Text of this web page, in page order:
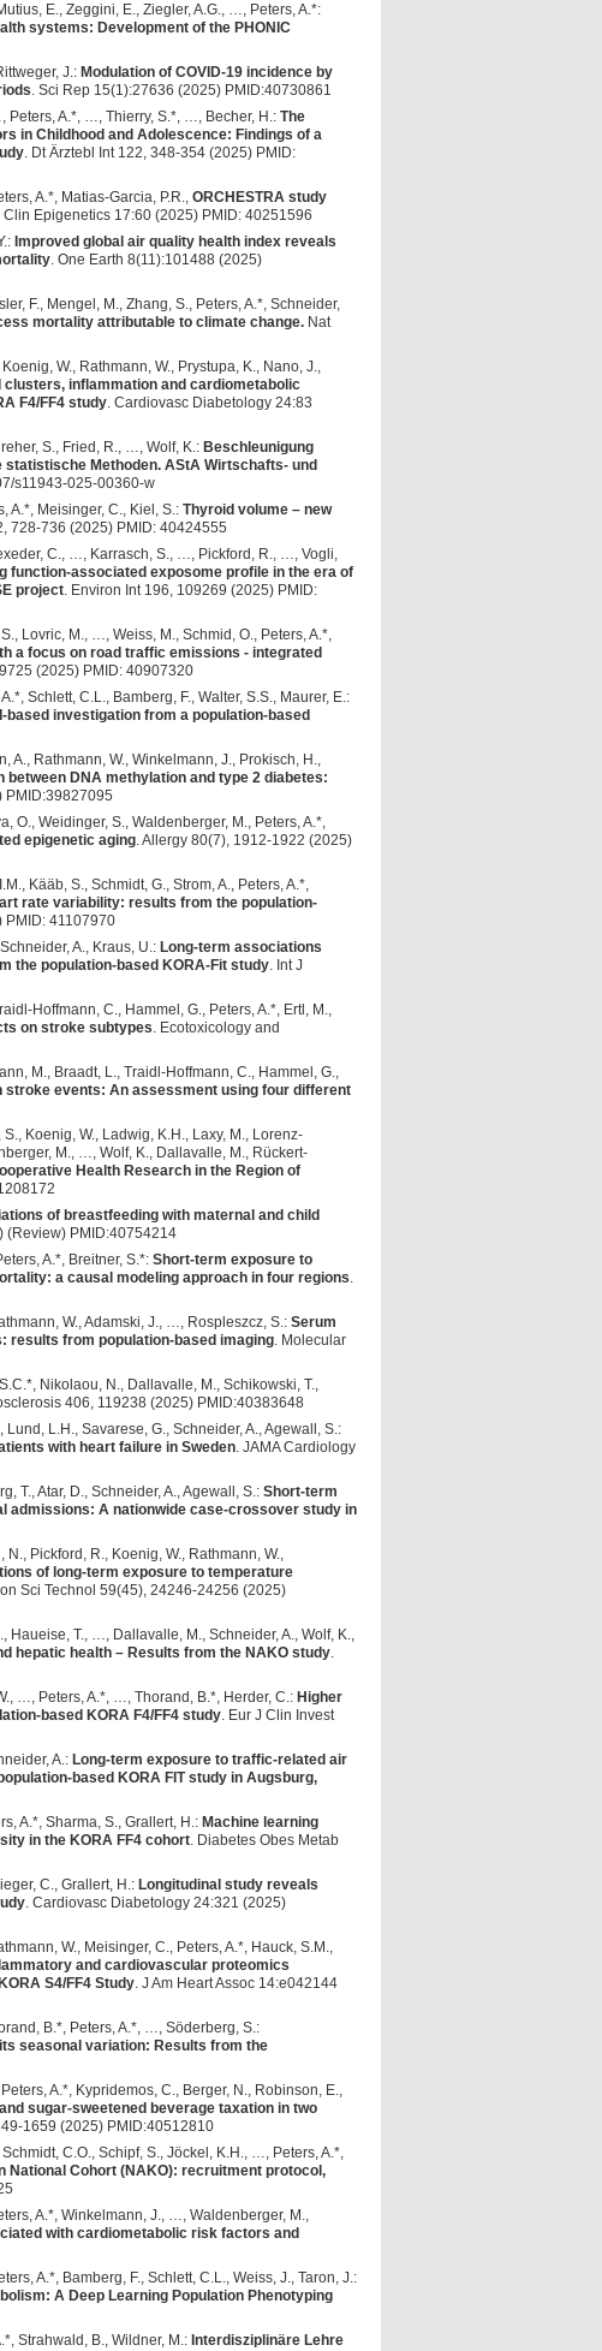
E., Zeggini, E., Ziegler, A.G., …, Peters, A.*:
systems: Development of the PHONIC
J.: Modulation of COVID-19 incidence by
. Sci Rep 15(1):27636 (2025) PMID:40730861
Peters, A.*, …, Thierry, S.*, …, Becher, H.: The
in Childhood and Adolescence: Findings of a
. Dt Ärztebl Int 122, 348-354 (2025) PMID:
A.*, Matias-Garcia, P.R., ORCHESTRA study
Clin Epigenetics 17:60 (2025) PMID: 40251596
Improved global air quality health index reveals
. One Earth 8(11):101488 (2025)
F., Mengel, M., Zhang, S., Peters, A.*, Schneider,
mortality attributable to climate change.Nat
W., Rathmann, W., Prystupa, K., Nano, J.,
clusters, inflammation and cardiometabolic
F4/FF4 study. Cardiovasc Diabetology 24:83
S., Fried, R., …, Wolf, K.: Beschleunigung
Methoden. AStA Wirtschafts- und
s11943-025-00360-w
A.*, Meisinger, C., Kiel, S.: Thyroid volume – new
728-736 (2025) PMID: 40424555
C., …, Karrasch, S., …, Pickford, R., …, Vogli,
function-associated exposome profile in the era of
project. Environ Int 196, 109269 (2025) PMID:
Lovric, M., …, Weiss, M., Schmid, O., Peters, A.*,
a focus on road traffic emissions - integrated
(2025) PMID: 40907320
Schlett, C.L., Bamberg, F., Walter, S.S., Maurer, E.:
investigation from a population-based
A., Rathmann, W., Winkelmann, J., Prokisch, H.,
between DNA methylation and type 2 diabetes:
PMID:39827095
O., Weidinger, S., Waldenberger, M., Peters, A.*,
epigenetic aging. Allergy 80(7), 1912-1922 (2025)
Kääb, S., Schmidt, G., Strom, A., Peters, A.*,
rate variability: results from the population-
PMID: 41107970
A., Kraus, U.: Long-term associations
the population-based KORA-Fit study. Int J
Hoffmann, C., Hammel, G., Peters, A.*, Ertl, M.,
on stroke subtypes. Ecotoxicology and
M., Braadt, L., Traidl-Hoffmann, C., Hammel, G.,
events: An assessment using four different
Koenig, W., Ladwig, K.H., Laxy, M., Lorenz-
M., …, Wolf, K., Dallavalle, M., Rückert-
Health Research in the Region of
of breastfeeding with maternal and child
(Review) PMID:40754214
A.*, Breitner, S.*: Short-term exposure to
a causal modeling approach in four regions.
W., Adamski, J., …, Rospleszcz, S.: Serum
results from population-based imaging. Molecular
Nikolaou, N., Dallavalle, M., Schikowski, T.,
406, 119238 (2025) PMID:40383648
L.H., Savarese, G., Schneider, A., Agewall, S.:
with heart failure in Sweden. JAMA Cardiology
T., Atar, D., Schneider, A., Agewall, S.: Short-term
admissions: A nationwide case-crossover study in
Pickford, R., Koenig, W., Rathmann, W.,
of long-term exposure to temperature
Sci Technol 59(45), 24246-24256 (2025)
Haueise, T., …, Dallavalle, M., Schneider, A., Wolf, K.,
hepatic health – Results from the NAKO study.
…, Peters, A.*, …, Thorand, B.*, Herder, C.: Higher
based KORA F4/FF4 study. Eur J Clin Invest
A.: Long-term exposure to traffic-related air
based KORA FIT study in Augsburg,
A.*, Sharma, S., Grallert, H.: Machine learning
in the KORA FF4 cohort. Diabetes Obes Metab
C., Grallert, H.: Longitudinal study reveals
. Cardiovasc Diabetology 24:321 (2025)
W., Meisinger, C., Peters, A.*, Hauck, S.M.,
and cardiovascular proteomics
S4/FF4 Study. J Am Heart Assoc 14:e042144
B.*, Peters, A.*, …, Söderberg, S.:
seasonal variation: Results from the
A.*, Kypridemos, C., Berger, N., Robinson, E.,
sugar-sweetened beverage taxation in two
1659 (2025) PMID:40512810
C.O., Schipf, S., Jöckel, K.H., …, Peters, A.*,
National Cohort (NAKO): recruitment protocol,
A.*, Winkelmann, J., …, Waldenberger, M.,
with cardiometabolic risk factors and
A.*, Bamberg, F., Schlett, C.L., Weiss, J., Taron, J.:
A Deep Learning Population Phenotyping
Strahwald, B., Wildner, M.: Interdisziplinäre Lehre